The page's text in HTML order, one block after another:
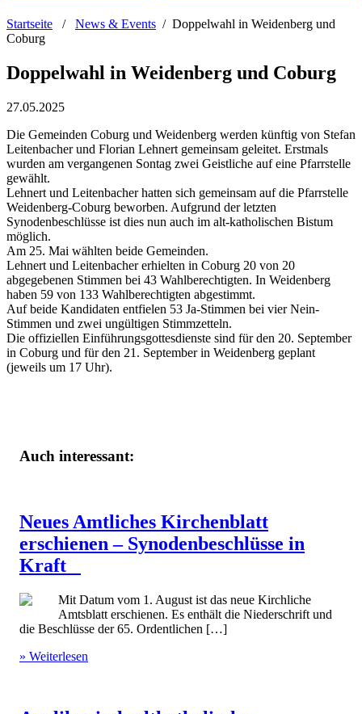
Startseite / News & Events / Doppelwahl in Weidenberg und
Coburg
Doppelwahl in Weidenberg und Coburg
27.05.2025
Die Gemeinden Coburg und Weidenberg werden künftig von Stefan
Leitenbacher und Florian Lehnert gemeinsam geleitet. Erstmals
wurden am vergangenen Sontag zwei Geistliche auf eine Pfarrstelle
gewählt.
Lehnert und Leitenbacher hatten sich gemeinsam auf die Pfarrstelle
Weidenberg-Coburg beworben. Aufgrund der letzten
Synodenbeschlüsse ist dies nun auch im alt-katholischen Bistum
möglich.
Am 25. Mai wählten beide Gemeinden.
Lehnert und Leitenbacher erhielten in Coburg 20 von 20
abgegebenen Stimmen bei 43 Wahlberechtigten. In Weidenberg
haben 59 von 133 Wahlberechtigten abgestimmt.
Auf beide Kandidaten entfielen 53 Ja-Stimmen bei vier Nein-
Stimmen und zwei ungültigen Stimmzetteln.
Die offiziellen Einführungsgottesdienste sind für den 20. September
in Coburg und für den 21. September in Weidenberg geplant
(jeweils um 17 Uhr).
Auch interessant:
Neues Amtliches Kirchenblatt
erschienen – Synodenbeschlüsse in
Kraft
Mit Datum vom 1. August ist das neue Kirchliche
Amtsblatt erschienen. Es enthält die Niederschrift und
die Beschlüsse der 65. Ordentlichen […]
» Weiterlesen